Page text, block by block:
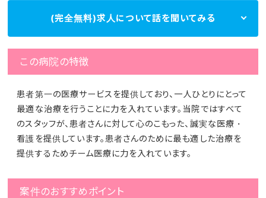
(完全無料)求人について話を聞いてみる
この病院の特徴
患者第一の医療サービスを提供しており、一人ひとりにとって
最適な治療を行うことに力を入れています。当院ではすべて
のスタッフが、患者さんに対して心のこもった、誠実な医療・
看護を提供しています。患者さんのために最も適した治療を
提供するためチーム医療に力を入れています。
案件のおすすめポイント